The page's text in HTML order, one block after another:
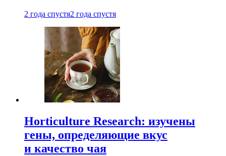
2 года спустя2 года спустя
Horticulture Research: изучены
гены, определяющие вкус
и качество чая